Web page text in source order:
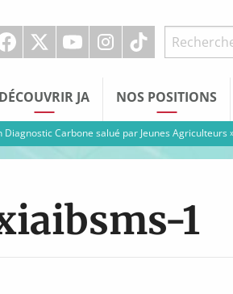
DÉCOUVRIR JA NOS POSITIONS
Diagnostic Carbone salué par Jeunes Agriculteurs
1